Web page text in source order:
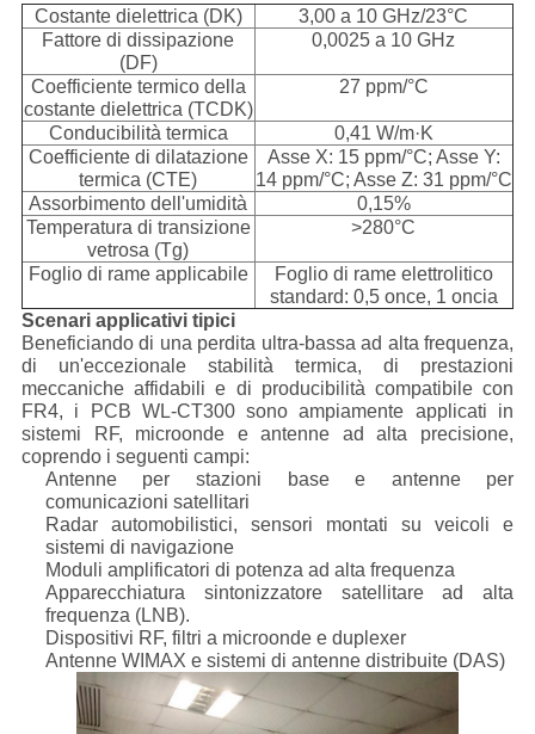
Costante dielettrica (DK)
3,00 a 10 GHz/23°C
Fattore di dissipazione
(DF)
0,0025 a 10 GHz
Coefficiente termico della
costante dielettrica (TCDK)
27 ppm/°C
Conducibilità termica
0,41 W/m·K
Coefficiente di dilatazione
termica (CTE)
Asse X: 15 ppm/°C; Asse Y:
14 ppm/°C; Asse Z: 31 ppm/°C
Assorbimento dell'umidità
0,15%
Temperatura di transizione
vetrosa (Tg)
>280°C
Foglio di rame applicabile
Foglio di rame elettrolitico
standard: 0,5 once, 1 oncia
Scenari applicativi tipici
Beneficiando di una perdita ultra-bassa ad alta frequenza,
di un'eccezionale stabilità termica, di prestazioni
meccaniche affidabili e di producibilità compatibile con
FR4, i PCB WL-CT300 sono ampiamente applicati in
sistemi RF, microonde e antenne ad alta precisione,
coprendo i seguenti campi:
Antenne per stazioni base e antenne per
comunicazioni satellitari
Radar automobilistici, sensori montati su veicoli e
sistemi di navigazione
Moduli amplificatori di potenza ad alta frequenza
Apparecchiatura sintonizzatore satellitare ad alta
frequenza (LNB).
Dispositivi RF, filtri a microonde e duplexer
Antenne WIMAX e sistemi di antenne distribuite (DAS)